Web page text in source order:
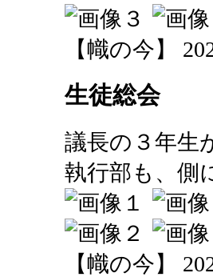
【幟の今】
生徒総会
議長の３年生
執行部も、側
【幟の今】